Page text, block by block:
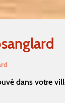
dans votre